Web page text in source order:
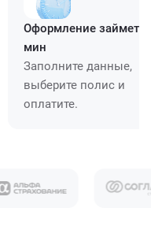
Оформление займет
мин
Заполните данные,
выберите полис и
оплатите.